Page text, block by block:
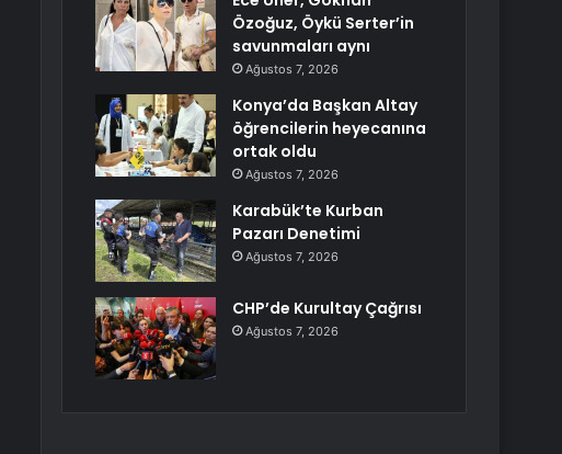
Özoğuz, Öykü Serter’in
savunmaları aynı
Ağustos 7, 2026
Konya’da Başkan Altay
öğrencilerin heyecanına
ortak oldu
Ağustos 7, 2026
Karabük’te Kurban
Pazarı Denetimi
Ağustos 7, 2026
CHP’de Kurultay Çağrısı
Ağustos 7, 2026